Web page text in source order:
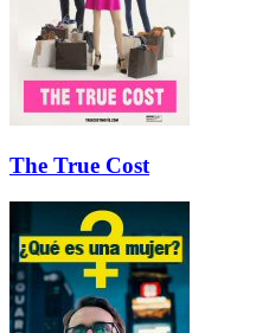
The True Cost